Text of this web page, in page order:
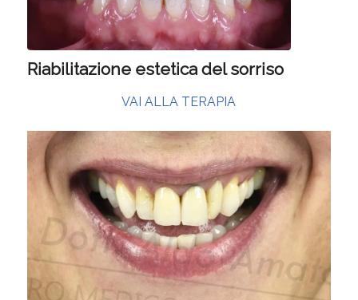
Riabilitazione estetica del sorriso
VAI ALLA TERAPIA